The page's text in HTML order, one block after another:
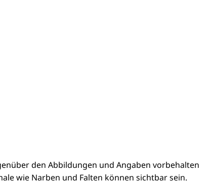
den Abbildungen und Angaben vorbehalten
wie Narben und Falten können sichtbar sein.